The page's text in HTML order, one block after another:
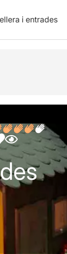
i entrades
i vídeos